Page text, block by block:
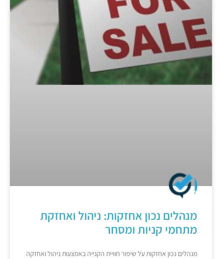
מנהלים נכון אחזקות: ניהול ואחזקת
מתחמי קניות ומסחר
מנהלים נכון אחזקות על שיפור חוויית הקנייה באמצעות ניהול ואחזקה